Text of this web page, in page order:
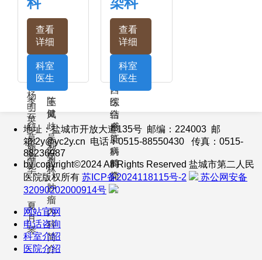
玉
介
黄
志
华
融
杨
树
王
山
杨
明
英
陈
健
葛
新
国
吴
必
超
云
杰
晓
红
蔡
辉
杨
国
亚
中
西
医
结
合
肝
病
科
简
介
查看
详细
科室
医生
李
云
红
王
凤
歧
​徐
寿
华
刘
菊
林
夏
月
琴
肿
瘤
内
科
简
介
查看
详细
科室
医生
综
合
感
染
科
简
介
地址：盐城市开放大道135号 邮编：224003 邮
箱:2y@yc2y.cn 电话：0515-88550430 传真：0515-
88236987
bycopyright©2024 All Rights Reserved 盐城市第二人民
医院版权所有 苏ICP备2024118115号-2
苏公网安备
32090202000914号
网站官网
电话咨询
科室介绍
医院介绍